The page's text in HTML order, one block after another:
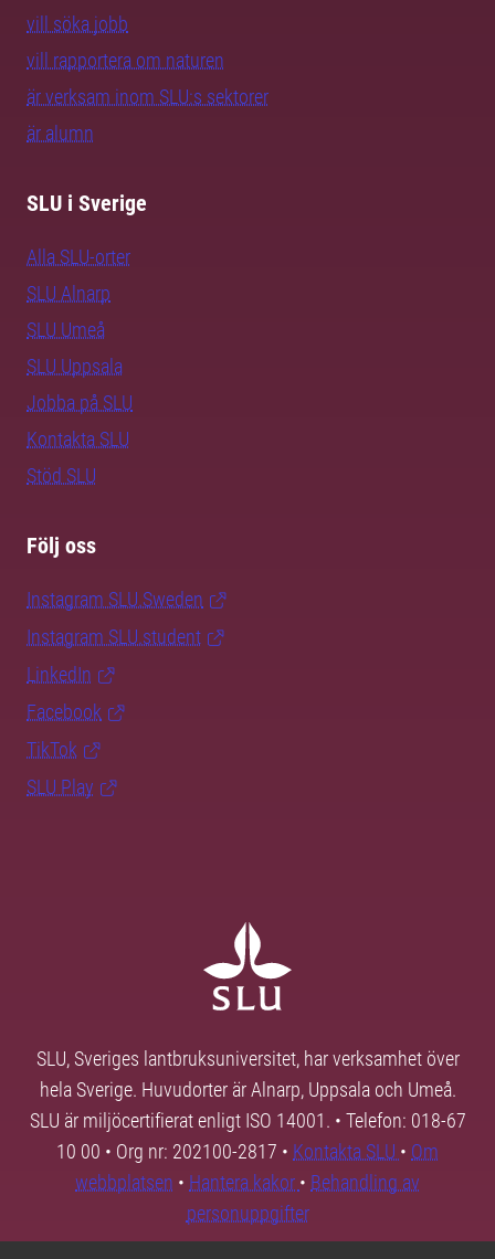
vill söka jobb
vill rapportera om naturen
är verksam inom SLU:s sektorer
är alumn
SLU i Sverige
Alla SLU-orter
SLU Alnarp
SLU Umeå
SLU Uppsala
Jobba på SLU
Kontakta SLU
Stöd SLU
Följ oss
Instagram SLU.Sweden
Instagram SLU.student
LinkedIn
Facebook
TikTok
SLU Play
SLU, Sveriges lantbruksuniversitet, har verksamhet över
hela Sverige. Huvudorter är Alnarp, Uppsala och Umeå.
SLU är miljöcertifierat enligt ISO 14001. • Telefon: 018-67
10 00 • Org nr: 202100-2817 • Kontakta SLU • Om
webbplatsen • Hantera kakor • Behandling av
personuppgifter